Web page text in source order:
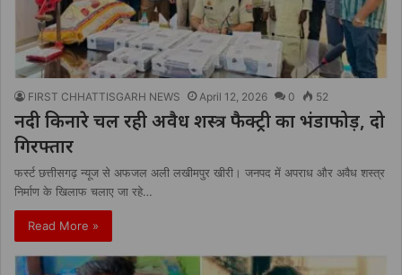
FIRST CHHATTISGARH NEWS April 12, 2026 0 52
नदी किनारे चल रही अवैध शस्त्र फैक्ट्री का भंडाफोड़, दो
गिरफ्तार
फर्स्ट छत्तीसगढ़ न्यूज से अफजल अली लखीमपुर खीरी। जनपद में अपराध और अवैध शस्त्र
निर्माण के खिलाफ चलाए जा रहे…
Read More »